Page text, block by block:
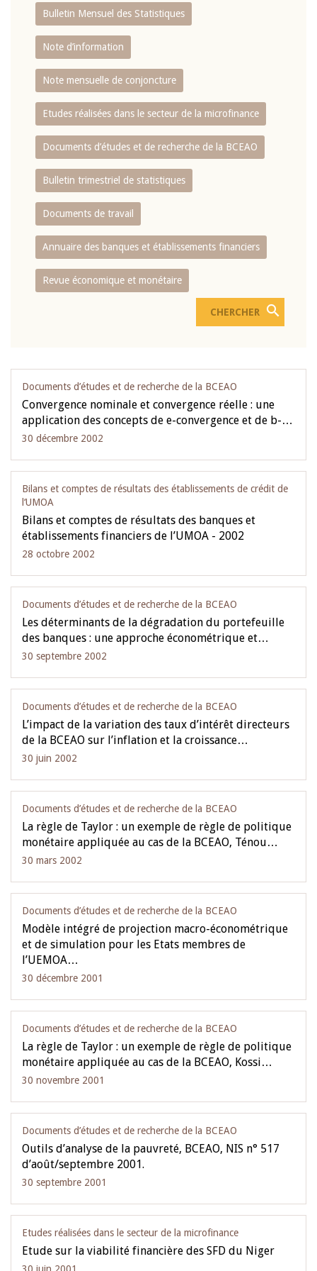
Bulletin Mensuel des Statistiques
Note d’information
Note mensuelle de conjoncture
Etudes réalisées dans le secteur de la microfinance
Documents d’études et de recherche de la BCEAO
Bulletin trimestriel de statistiques
Documents de travail
Annuaire des banques et établissements financiers
Revue économique et monétaire
Documents d’études et de recherche de la BCEAO
Convergence nominale et convergence réelle : une
application des concepts de e-convergence et de b-…
30 décembre 2002
Bilans et comptes de résultats des établissements de crédit de
l‘UMOA
Bilans et comptes de résultats des banques et
établissements financiers de l’UMOA - 2002
28 octobre 2002
Documents d’études et de recherche de la BCEAO
Les déterminants de la dégradation du portefeuille
des banques : une approche économétrique et…
30 septembre 2002
Documents d’études et de recherche de la BCEAO
L’impact de la variation des taux d’intérêt directeurs
de la BCEAO sur l’inflation et la croissance…
30 juin 2002
Documents d’études et de recherche de la BCEAO
La règle de Taylor : un exemple de règle de politique
monétaire appliquée au cas de la BCEAO, Ténou…
30 mars 2002
Documents d’études et de recherche de la BCEAO
Modèle intégré de projection macro-économétrique
et de simulation pour les Etats membres de
l’UEMOA…
30 décembre 2001
Documents d’études et de recherche de la BCEAO
La règle de Taylor : un exemple de règle de politique
monétaire appliquée au cas de la BCEAO, Kossi…
30 novembre 2001
Documents d’études et de recherche de la BCEAO
Outils d’analyse de la pauvreté, BCEAO, NIS n° 517
d’août/septembre 2001.
30 septembre 2001
Etudes réalisées dans le secteur de la microfinance
Etude sur la viabilité financière des SFD du Niger